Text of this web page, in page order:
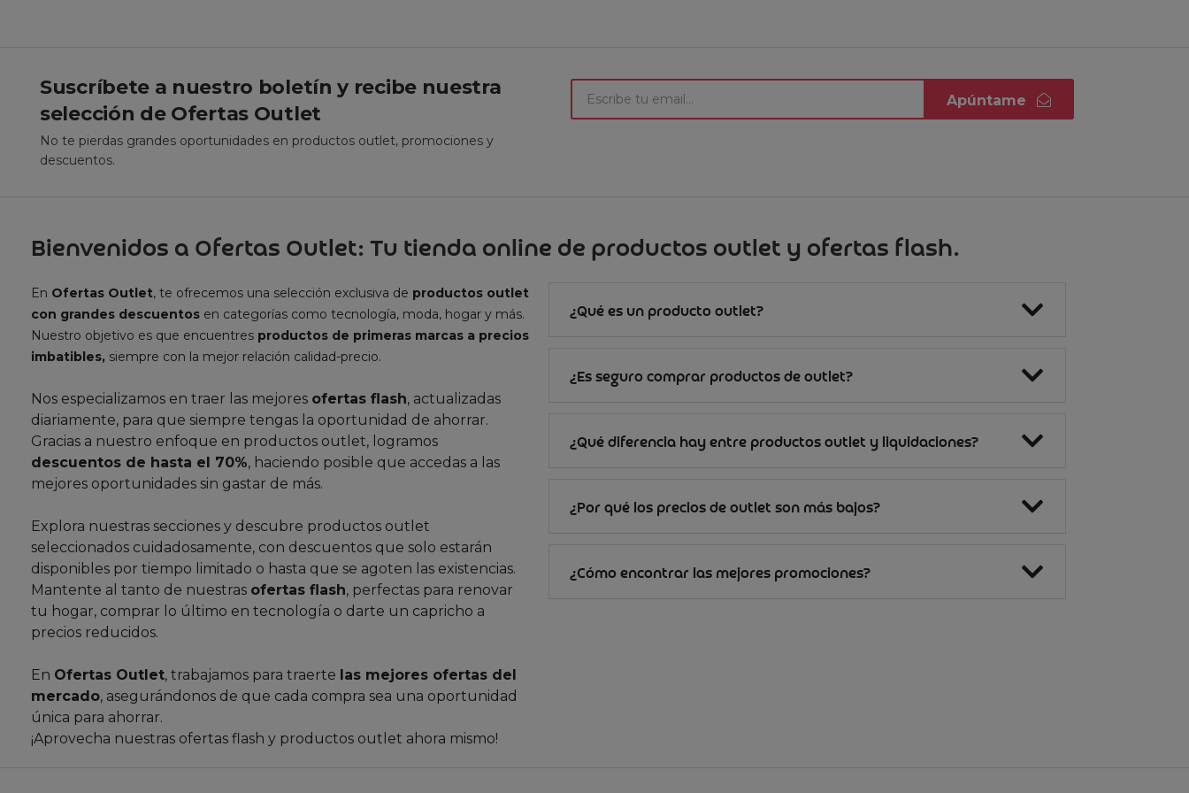
Suscríbete a nuestro boletín y recibe nuestra
selección de Ofertas Outlet
No te pierdas grandes oportunidades en productos outlet, promociones y
descuentos.
Apúntame
Bienvenidos a Ofertas Outlet: Tu tienda online de productos outlet y ofertas flash.
En Ofertas Outlet, te ofrecemos una selección exclusiva de productos outlet
con grandes descuentos en categorías como tecnología, moda, hogar y más.
Nuestro objetivo es que encuentres productos de primeras marcas a precios
imbatibles, siempre con la mejor relación calidad-precio.
Nos especializamos en traer las mejores ofertas flash, actualizadas
diariamente, para que siempre tengas la oportunidad de ahorrar.
Gracias a nuestro enfoque en productos outlet, logramos
descuentos de hasta el 70%, haciendo posible que accedas a las
mejores oportunidades sin gastar de más.
Explora nuestras secciones y descubre productos outlet
seleccionados cuidadosamente, con descuentos que solo estarán
disponibles por tiempo limitado o hasta que se agoten las existencias.
Mantente al tanto de nuestras ofertas flash, perfectas para renovar
tu hogar, comprar lo último en tecnología o darte un capricho a
precios reducidos.
En Ofertas Outlet, trabajamos para traerte las mejores ofertas del
mercado, asegurándonos de que cada compra sea una oportunidad
única para ahorrar.
¡Aprovecha nuestras ofertas flash y productos outlet ahora mismo!
¿Qué es un producto outlet?
¿Es seguro comprar productos de outlet?
¿Qué diferencia hay entre productos outlet y liquidaciones?
¿Por qué los precios de outlet son más bajos?
¿Cómo encontrar las mejores promociones?